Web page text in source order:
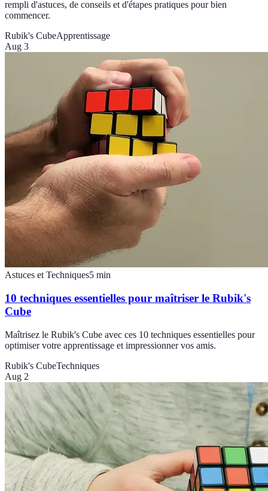
rempli d'astuces, de conseils et d'étapes pratiques pour bien
commencer.
Rubik's CubeApprentissage
Aug 3
Astuces et Techniques5 min
10 techniques essentielles pour maîtriser le Rubik's
Cube
Maîtrisez le Rubik's Cube avec ces 10 techniques essentielles pour
optimiser votre apprentissage et impressionner vos amis.
Rubik's CubeTechniques
Aug 2